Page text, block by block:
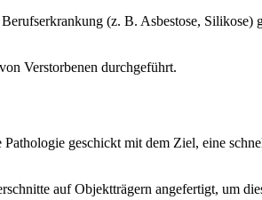
(z. B. Asbestose,
Verstorbenen durchgeführt.
geschickt mit dem Ziel, eine
auf Objektträgern angefertigt, um